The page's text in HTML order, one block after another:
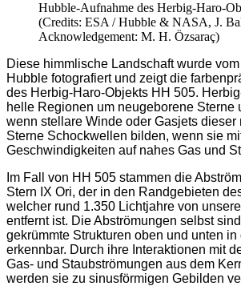
Hubble-Aufnahme des Herbig-Haro-
(Credits: ESA / Hubble & NASA, J.
Acknowledgement: M. H. Özsaraç)
Diese himmlische Landschaft wurde
Hubble fotografiert und zeigt die
des Herbig-Haro-Objekts HH 505.
helle Regionen um neugeborene Sterne
wenn stellare Winde oder Gasjets dieser
Sterne Schockwellen bilden, wenn sie
Geschwindigkeiten auf nahes Gas und
Im Fall von HH 505 stammen die
Stern IX Ori, der in den Randgebieten
welcher rund 1.350 Lichtjahre von
entfernt ist. Die Abströmungen selbst
gekrümmte Strukturen oben und unten in
erkennbar. Durch ihre Interaktionen mit
Gas- und Staubströmungen aus dem
werden sie zu sinusförmigen Gebilden